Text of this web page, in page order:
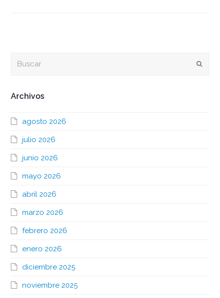
Archivos
agosto 2026
julio 2026
junio 2026
mayo 2026
abril 2026
marzo 2026
febrero 2026
enero 2026
diciembre 2025
noviembre 2025